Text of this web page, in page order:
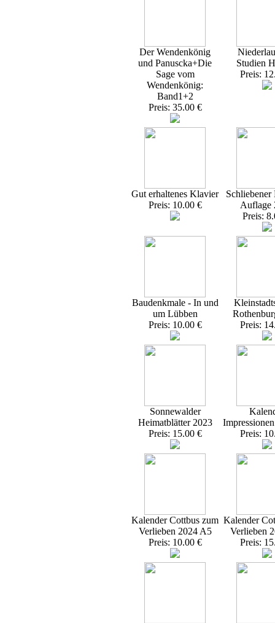
Der Wendenkönig
und Panuscka+Die
Sage vom
Wendenkönig:
Band1+2
Preis: 35.00 €
Studien
Preis:
Gut erhaltenes Klavier
Preis: 10.00 €
Schliebener
Auflage
Preis:
Baudenkmale - In und
um Lübben
Preis: 10.00 €
Preis:
Sonnewalder
Heimatblätter 2023
Preis: 15.00 €
Preis:
Kalender Cottbus zum
Verlieben 2024 A5
Preis: 10.00 €
Kalender
Verlieben
Preis: